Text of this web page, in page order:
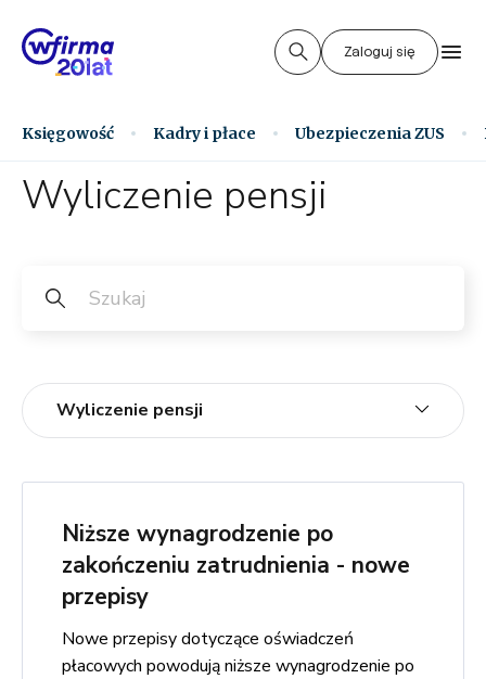
Zaloguj się
Księgowość Kadry i płace Ubezpieczenia ZUS
Wyliczenie pensji
Niższe wynagrodzenie po
zakończeniu zatrudnienia - nowe
przepisy
Nowe przepisy dotyczące oświadczeń
płacowych powodują niższe wynagrodzenie po
Wyliczenie pensji